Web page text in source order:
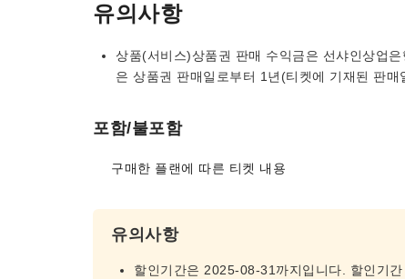
유의사항
상품(서비스)상품권 판매 수익금은 선샤인상업
은 상품권 판매일로부터 1년(티켓에 기재된 판매
포함/불포함
구매한 플랜에 따른 티켓 내용
유의사항
할인기간은 2025-08-31까지입니다. 할인기